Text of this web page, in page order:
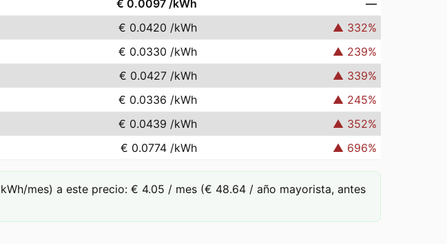
€ 0.0097 /kWh
—
€ 0.0420 /kWh ▲ 332%
€ 0.0330 /kWh ▲ 239%
€ 0.0427 /kWh ▲ 339%
€ 0.0336 /kWh ▲ 245%
€ 0.0439 /kWh ▲ 352%
€ 0.0774 /kWh ▲ 696%
mes) a este precio: € 4.05 / mes (€ 48.64 / año mayorista, antes